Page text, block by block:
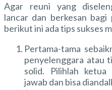
Agar reuni yang
lancar dan berkesan bagi
berikut ini ada tips sukses
Pertama-tama
penyelenggara atau
solid. Pilihlah
jawab dan bisa